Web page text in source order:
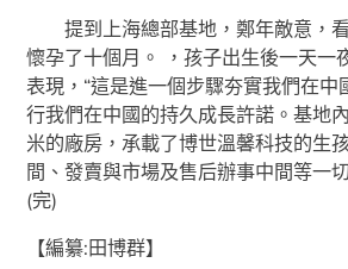
提到上海總部基地，鄭年敵意，
懷孕了十個月。 ，孩子出生後一天一
表現，“這是進一個步驟夯實我們在中
行我們在中國的持久成長許諾。基地
米的廠房，承載了博世溫馨科技的生
間、發賣與市場及售后辦事中間等一
(完)
【編纂:田博群】